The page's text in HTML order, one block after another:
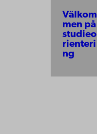
Välkom
men på
studieo
rienteri
ng